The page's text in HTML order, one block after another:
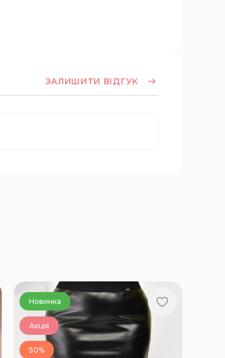
ЗАЛИШИТИ ВІДГУК
Новинка
Акція
50%